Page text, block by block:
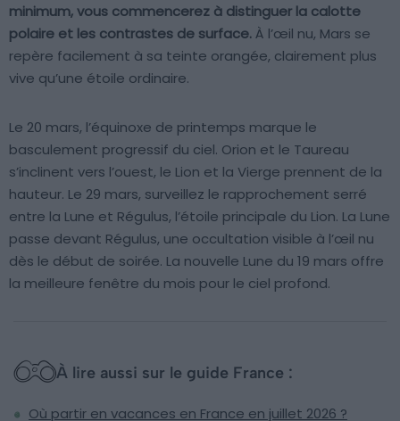
minimum, vous commencerez à distinguer la calotte
polaire et les contrastes de surface.À l’œil nu, Mars se
repère facilement à sa teinte orangée, clairement plus
vive qu’une étoile ordinaire.
Le 20 mars, l’équinoxe de printemps marque le
basculement progressif du ciel. Orion et le Taureau
s’inclinent vers l’ouest, le Lion et la Vierge prennent de la
hauteur. Le 29 mars, surveillez le rapprochement serré
entre la Lune et Régulus, l’étoile principale du Lion. La Lune
passe devant Régulus, une occultation visible à l’œil nu
dès le début de soirée. La nouvelle Lune du 19 mars offre
la meilleure fenêtre du mois pour le ciel profond.
À lire aussi sur le guide France :
Où partir en vacances en France en juillet 2026 ?